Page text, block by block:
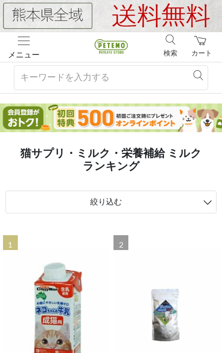
メニュー カート
検索
猫サプリ・ミルク・栄養補給 ミルク
ランキング
絞り込む
1 2